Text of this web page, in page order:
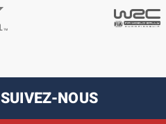
SUIVEZ-NOUS